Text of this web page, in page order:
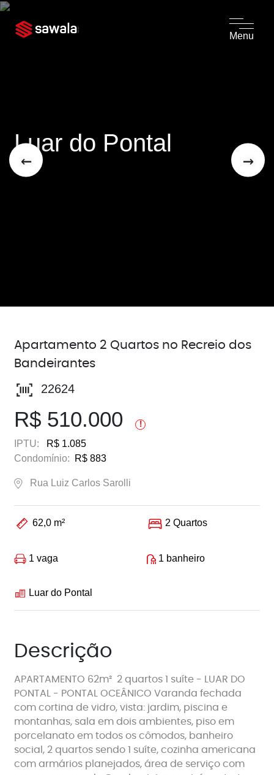
Menu
← →
Luar do Pontal
Apartamento 2 Quartos no Recreio dos
Bandeirantes
22624
R$ 510.000 !
IPTU:
R$ 1.085
Condomínio:
R$ 883
Rua Luiz Carlos Sarolli
62,0 m² 2 Quartos
1 vaga 1 banheiro
Luar do Pontal
Descrição
APARTAMENTO 62m² 2 quartos 1 suíte - LUAR DO
PONTAL - PONTAL OCEÂNICO Varanda fechada
com cortina de vidro, vista: jardim, piscina e
montanhas, sala em dois ambientes, piso em
porcelanato em todos os cômodos, banheiro
social, 2 quartos sendo 1 suíte, cozinha americana
com armários planejados, área de serviço com